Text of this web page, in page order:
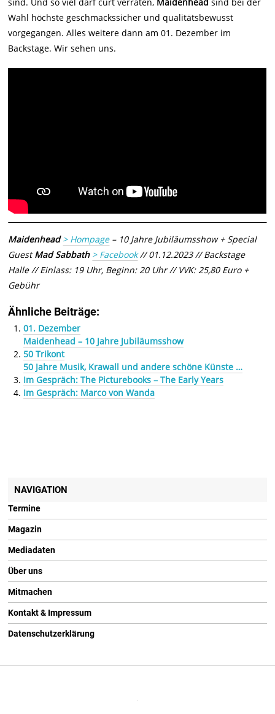
Wahl höchste geschmackssicher und qualitätsbewusst
vorgegangen. Alles weitere dann am 01. Dezember im
Backstage. Wir sehen uns.
Maidenhead> Hompage– 10 Jahre Jubiläumsshow + Special
GuestMad Sabbath > Facebook// 01.12.2023 // Backstage
Halle // Einlass: 19 Uhr, Beginn: 20 Uhr // VVK: 25,80 Euro +
Gebühr
Ähnliche Beiträge:
01. Dezember
Maidenhead – 10 Jahre Jubiläumsshow
50 Trikont
50 Jahre Musik, Krawall und andere schöne Künste …
Im Gespräch: The Picturebooks – The Early Years
Im Gespräch: Marco von Wanda
NAVIGATION
Termine
Magazin
Mediadaten
Über uns
Mitmachen
Kontakt & Impressum
Datenschutzerklärung